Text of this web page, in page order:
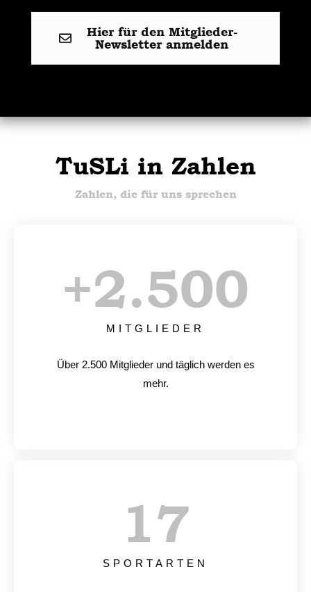
Hier für den Mitglieder-
Newsletter anmelden
TuSLi in Zahlen
Zahlen, die für uns sprechen
MITGLIEDER
+2.500
Über 2.500 Mitglieder und täglich werden es
mehr.
SPORTARTEN
17